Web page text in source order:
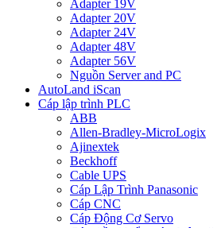
Adapter 19V
Adapter 20V
Adapter 24V
Adapter 48V
Adapter 56V
Nguồn Server and PC
AutoLand iScan
Cáp lập trình PLC
ABB
Allen-Bradley-MicroLogix
Ajinextek
Beckhoff
Cable UPS
Cáp Lập Trình Panasonic
Cáp CNC
Cáp Động Cơ Servo